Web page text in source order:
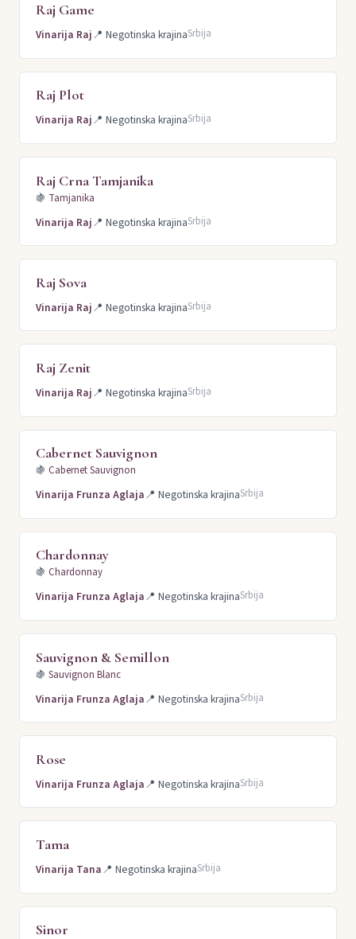
Raj Game
Vinarija Raj📍 Negotinska krajinaSrbija
Raj Plot
Vinarija Raj📍 Negotinska krajinaSrbija
Raj Crna Tamjanika
🍇 Tamjanika
Vinarija Raj📍 Negotinska krajinaSrbija
Raj Sova
Vinarija Raj📍 Negotinska krajinaSrbija
Raj Zenit
Vinarija Raj📍 Negotinska krajinaSrbija
Cabernet Sauvignon
🍇 Cabernet Sauvignon
Vinarija Frunza Aglaja📍 Negotinska krajinaSrbija
Chardonnay
🍇 Chardonnay
Vinarija Frunza Aglaja📍 Negotinska krajinaSrbija
Sauvignon & Semillon
🍇 Sauvignon Blanc
Vinarija Frunza Aglaja📍 Negotinska krajinaSrbija
Rose
Vinarija Frunza Aglaja📍 Negotinska krajinaSrbija
Tama
Vinarija Tana📍 Negotinska krajinaSrbija
Sinor